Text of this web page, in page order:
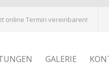
online Termin vereinbaren!
GALERIE